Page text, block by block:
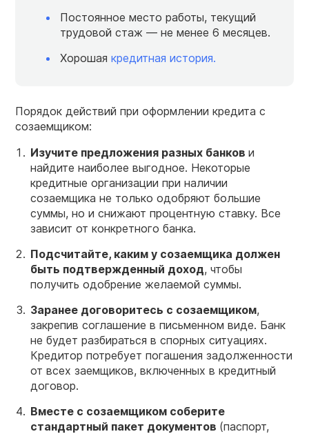
Постоянное место работы, текущий
трудовой стаж — не менее 6 месяцев.
Хорошая кредитная история.
Порядок действий при оформлении кредита с
созаемщиком:
Изучите предложения разных банков и
найдите наиболее выгодное. Некоторые
кредитные организации при наличии
созаемщика не только одобряют большие
суммы, но и снижают процентную ставку. Все
зависит от конкретного банка.
Подсчитайте, каким у созаемщика должен
быть подтвержденный доход, чтобы
получить одобрение желаемой суммы.
Заранее договоритесь с созаемщиком,
закрепив соглашение в письменном виде. Банк
не будет разбираться в спорных ситуациях.
Кредитор потребует погашения задолженности
от всех заемщиков, включенных в кредитный
договор.
Вместе с созаемщиком соберите
стандартный пакет документов (паспорт,